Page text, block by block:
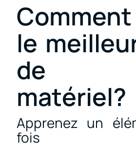
le
de
matériel?
Apprenez un
fois